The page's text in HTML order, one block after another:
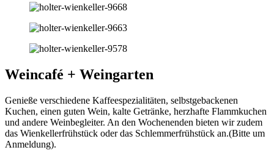
Weincafé + Weingarten
Genieße verschiedene Kaffeespezialitäten, selbstgebackenen
Kuchen, einen guten Wein, kalte Getränke, herzhafte Flammkuchen
und andere Weinbegleiter. An den Wochenenden bieten wir zudem
das Wienkellerfrühstück oder das Schlemmerfrühstück an.(Bitte um
Anmeldung).